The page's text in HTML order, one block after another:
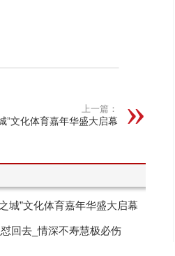
上一篇：
”文化体育嘉年华盛大启幕
城”文化体育嘉年华盛大启幕
回去_情深不寿慧极必伤